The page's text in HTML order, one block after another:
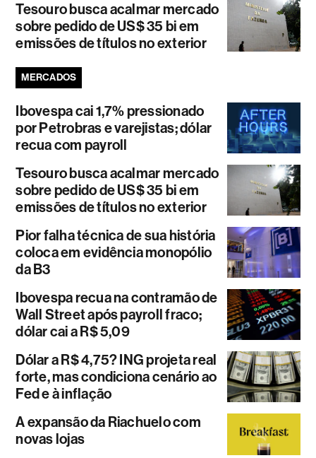
Tesouro busca acalmar mercado
sobre pedido de US$ 35 bi em
emissões de títulos no exterior
MERCADOS
Ibovespa cai 1,7% pressionado
por Petrobras e varejistas; dólar
recua com payroll
Tesouro busca acalmar mercado
sobre pedido de US$ 35 bi em
emissões de títulos no exterior
Pior falha técnica de sua história
coloca em evidência monopólio
da B3
Ibovespa recua na contramão de
Wall Street após payroll fraco;
dólar cai a R$ 5,09
Dólar a R$ 4,75? ING projeta real
forte, mas condiciona cenário ao
Fed e à inflação
A expansão da Riachuelo com
novas lojas